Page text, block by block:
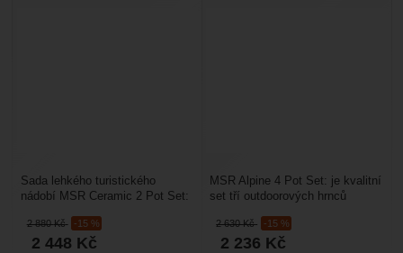
2 880Kč -15 %
2 448 Kč
Sada lehkého turistického
nádobí MSR Ceramic 2 Pot Set:
která se soustřeďuje...
2 630Kč -15 %
2 236 Kč
MSR Alpine 4 Pot Set: je kvalitní
set tří outdoorových hrnců
pro 4 osoby...